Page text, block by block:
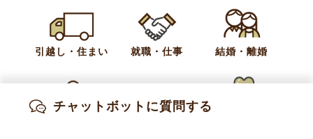
森エリアには飲食、クラフトのお店が並びました。
町内にお住まいの酒井さん（松村）は、「百貨店のよ
うな量販店にはない、お気に入りの一点ものを探し出
すのがおもしろくて、つい足を運んでしまいます」
引越し・住まい 就職・仕事 結婚・離婚
チャットボットに質問する